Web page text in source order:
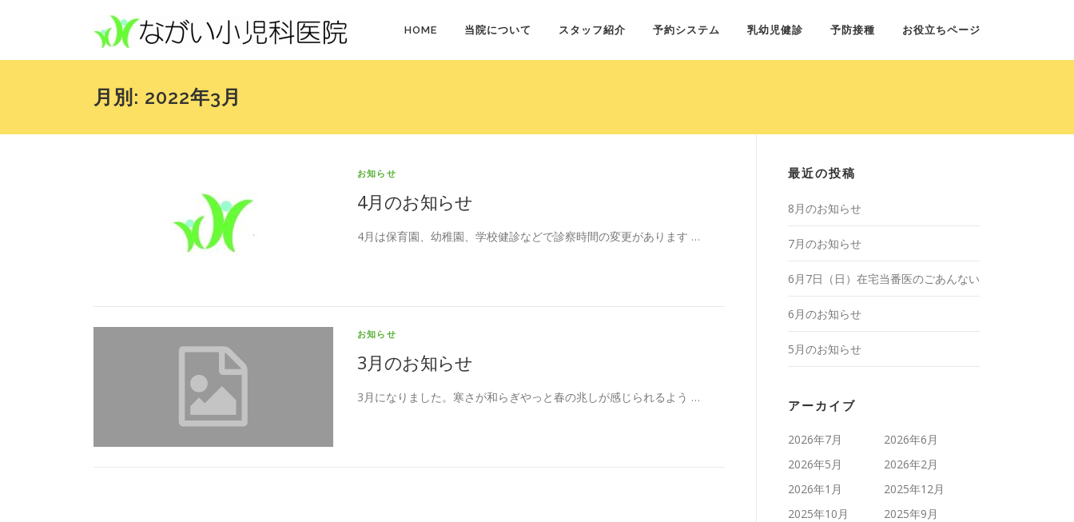
HOME 当院について スタッフ紹介 予約システム 乳幼児健診 予防接種 お役立ちページ
月別: 2022年3月
お知らせ
4月のお知らせ
4月は保育園、幼稚園、学校健診などで診察時間の変更があります …
お知らせ
3月のお知らせ
3月になりました。寒さが和らぎやっと春の兆しが感じられるよう …
最近の投稿
8月のお知らせ
7月のお知らせ
6月7日（日）在宅当番医のごあんない
6月のお知らせ
5月のお知らせ
アーカイブ
2026年7月
2026年6月
2026年5月
2026年2月
2026年1月
2025年12月
2025年10月
2025年9月